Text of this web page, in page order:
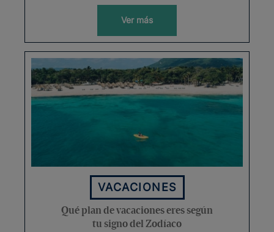
Ver más
VACACIONES
Qué plan de vacaciones eres según
tu signo del Zodíaco